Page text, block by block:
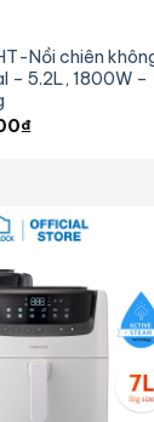
Nồi chiên
– 5.2L, 1800W –
₫